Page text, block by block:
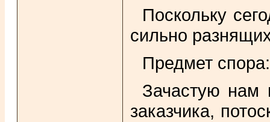
Поскольку
сильно
Предмет
Зачастую нам
заказчика,